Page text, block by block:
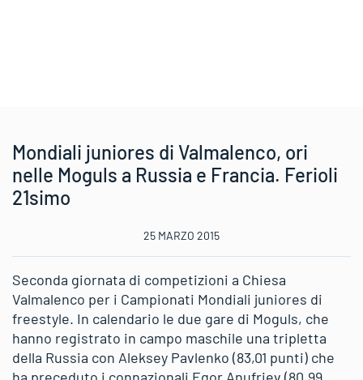
Mondiali juniores di Valmalenco, ori
nelle Moguls a Russia e Francia. Ferioli
21simo
25 MARZO 2015
Seconda giornata di competizioni a Chiesa
Valmalenco per i Campionati Mondiali juniores di
freestyle. In calendario le due gare di Moguls, che
hanno registrato in campo maschile una tripletta
della Russia con Aleksey Pavlenko (83,01 punti) che